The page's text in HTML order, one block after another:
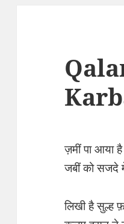
ज़मीं पा आया
जबीं को सजदे
लिखी है सुल्ह